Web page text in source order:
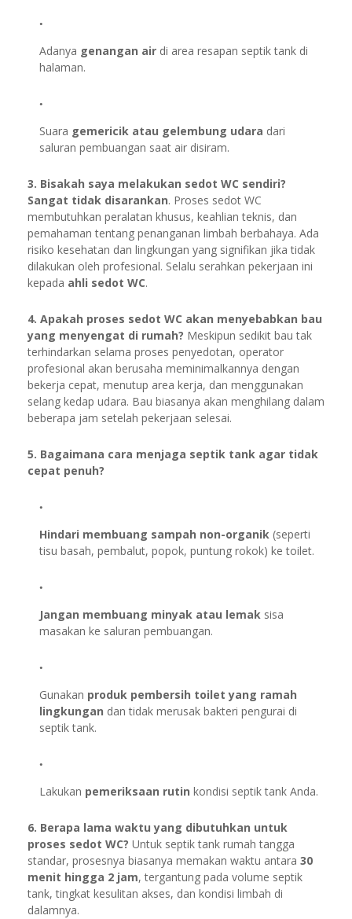
Adanya genangan air di area resapan septik tank di
halaman.
Suara gemericik atau gelembung udara dari
saluran pembuangan saat air disiram.
3. Bisakah saya melakukan sedot WC sendiri?
Sangat tidak disarankan. Proses sedot WC
membutuhkan peralatan khusus, keahlian teknis, dan
pemahaman tentang penanganan limbah berbahaya. Ada
risiko kesehatan dan lingkungan yang signifikan jika tidak
dilakukan oleh profesional. Selalu serahkan pekerjaan ini
kepada ahli sedot WC.
4. Apakah proses sedot WC akan menyebabkan bau
yang menyengat di rumah? Meskipun sedikit bau tak
terhindarkan selama proses penyedotan, operator
profesional akan berusaha meminimalkannya dengan
bekerja cepat, menutup area kerja, dan menggunakan
selang kedap udara. Bau biasanya akan menghilang dalam
beberapa jam setelah pekerjaan selesai.
5. Bagaimana cara menjaga septik tank agar tidak
cepat penuh?
Hindari membuang sampah non-organik (seperti
tisu basah, pembalut, popok, puntung rokok) ke toilet.
Jangan membuang minyak atau lemak sisa
masakan ke saluran pembuangan.
Gunakan produk pembersih toilet yang ramah
lingkungan dan tidak merusak bakteri pengurai di
septik tank.
Lakukan pemeriksaan rutin kondisi septik tank Anda.
6. Berapa lama waktu yang dibutuhkan untuk
proses sedot WC? Untuk septik tank rumah tangga
standar, prosesnya biasanya memakan waktu antara 30
menit hingga 2 jam, tergantung pada volume septik
tank, tingkat kesulitan akses, dan kondisi limbah di
dalamnya.